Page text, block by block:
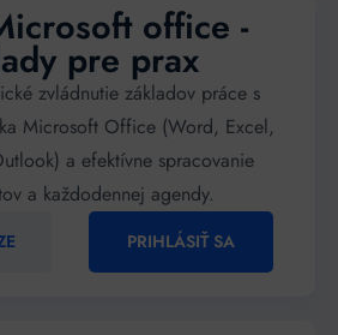
office -
pre prax
zvládnutie základov práce s
Microsoft Office (Word, Excel,
a efektívne spracovanie
a každodennej agendy.
PRIHLÁSIŤ SA